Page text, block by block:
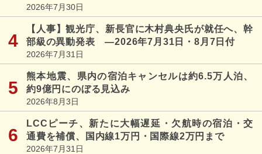
2026年7月30日
【人事】観光庁、新長官に木村典央氏が就任へ、幹
部級の異動発表 ―2026年7月31日・8月7日付
2026年7月31日
熊本地震、県内の宿泊キャンセルは約6.5万人泊、
約9億円にのぼる見込み
2026年8月3日
LCCピーチ、新たに大幅遅延・欠航時の宿泊・交
通費を補償、国内線1万円・国際線2万円まで
2026年7月31日